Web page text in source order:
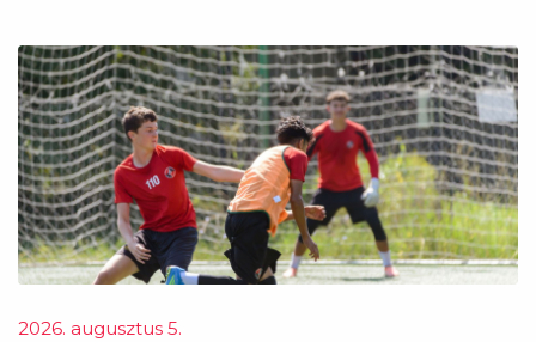
2026. augusztus 5.